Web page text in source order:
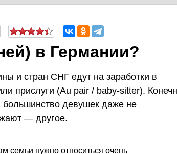
в Германии?
и стран СНГ едут на заработки в
прислуги (Au pair / baby-sitter).
большинство девушек даже не
— другое.
семьи нужно относиться очень